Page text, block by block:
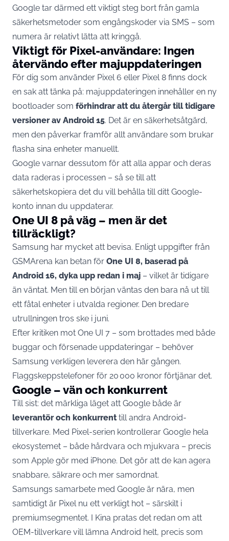
Google tar därmed ett viktigt steg bort från gamla
säkerhetsmetoder som engångskoder via SMS – som
numera är relativt lätta att kringgå.
Viktigt för Pixel-användare: Ingen
återvändo efter majuppdateringen
För dig som använder Pixel 6 eller Pixel 8 finns dock
en sak att tänka på: majuppdateringen innehåller en ny
bootloader som förhindrar att du återgår till tidigare
versioner av Android 15. Det är en säkerhetsåtgärd,
men den påverkar framför allt användare som brukar
flasha sina enheter manuellt.
Google varnar dessutom för att alla appar och deras
data raderas i processen – så se till att
säkerhetskopiera det du vill behålla till ditt Google-
konto innan du uppdaterar.
One UI 8 på väg – men är det
tillräckligt?
Samsung har mycket att bevisa. Enligt uppgifter från
GSMArena kan betan för One UI 8, baserad på
Android 16, dyka upp redan i maj – vilket är tidigare
än väntat. Men till en början väntas den bara nå ut till
ett fåtal enheter i utvalda regioner. Den bredare
utrullningen tros ske i juni.
Efter kritiken mot One UI 7 – som brottades med både
buggar och försenade uppdateringar – behöver
Samsung verkligen leverera den här gången.
Flaggskeppstelefoner för 20 000 kronor förtjänar det.
Google – vän och konkurrent
Till sist: det märkliga läget att Google både är
leverantör och konkurrenttill andra Android-
tillverkare. Med Pixel-serien kontrollerar Google hela
ekosystemet – både hårdvara och mjukvara – precis
som Apple gör med iPhone. Det gör att de kan agera
snabbare, säkrare och mer samordnat.
Samsungs samarbete med Google är nära, men
samtidigt är Pixel nu ett verkligt hot – särskilt i
premiumsegmentet. I Kina pratas det redan om att
OEM-tillverkare vill lämna Android helt, precis som